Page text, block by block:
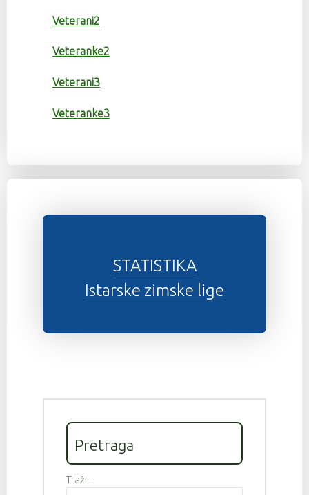
Veterani2
Veteranke2
Veterani3
Veteranke3
STATISTIKA
Istarske zimske lige
Pretraga
Traži...